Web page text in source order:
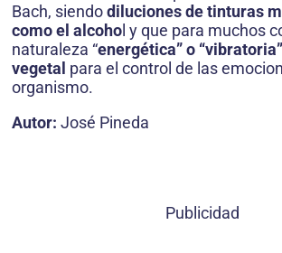
Bach, siendodiluciones de tinturas
como el alcoho l y que para muchos
naturaleza “energética” o
vegetal para el control de las
organismo.
Autor: José Pineda
Publicidad